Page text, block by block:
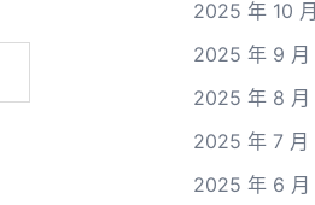
2025 年 10 月
2025 年 9 月
2025 年 8 月
2025 年 7 月
2025 年 6 月